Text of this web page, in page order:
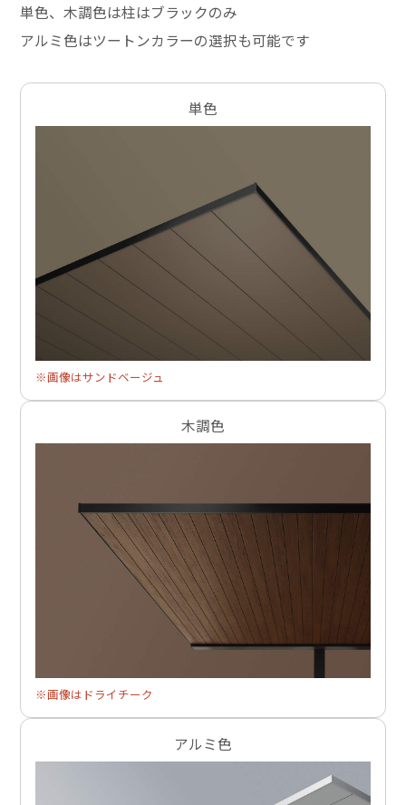
単色、木調色は柱はブラックのみ
アルミ色はツートンカラーの選択も可能です
単色
※画像はサンドベージュ
木調色
※画像はドライチーク
アルミ色